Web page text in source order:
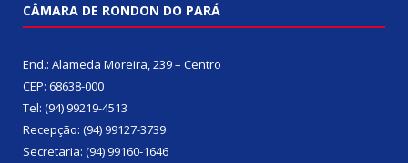
CÂMARA DE RONDON DO PARÁ
End.: Alameda Moreira, 239 – Centro
CEP: 68638-000
Tel: (94) 99219-4513
Recepção: (94) 99127-3739
Secretaria: (94) 99160-1646